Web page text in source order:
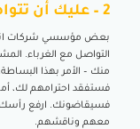
2 – عليك أن تتواصل مع الآخرين
بعض مؤسسي شركات
التواصل مع الغرباء.
منك – الأمر بهذا
فستفقد احترامهم لك،
فسيقاضونك. ارفع رأسك
معهم وناقشهم.